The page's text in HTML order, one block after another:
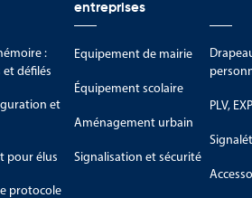
et la signalétique
et espaces protocolaires.
et événements régionaux.
les couleurs de la région lors
des supports de
sur les bâtiments administratifs, les
régionale tout en renforçant la
:
défilés
et
pour élus
protocole
entreprises
Equipement de mairie
Équipement scolaire
Aménagement urbain
Signalisation et sécurité
PLV,